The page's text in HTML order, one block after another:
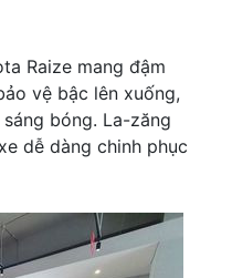
Raize mang đậm
vệ bậc lên xuống,
bóng. La-zăng
dễ dàng chinh phục